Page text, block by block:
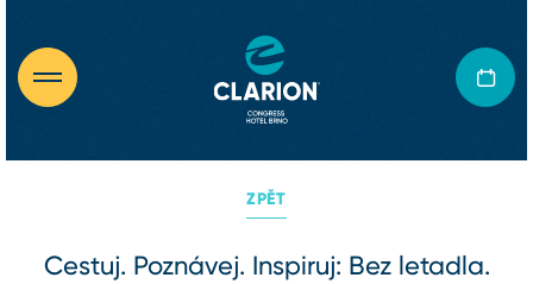
ZPĚT
Cestuj. Poznávej. Inspiruj: Bez letadla.